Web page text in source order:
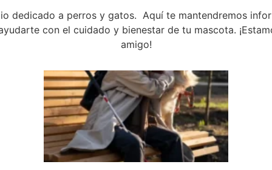
dedicado a perros y gatos. Aquí te mantendremos
con el cuidado y bienestar de tu mascota.
amigo!